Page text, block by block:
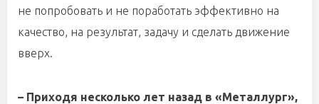
не попробовать и не поработать эффективно на
качество, на результат, задачу и сделать движение
вверх.
– Приходя несколько лет назад в «Металлург»,